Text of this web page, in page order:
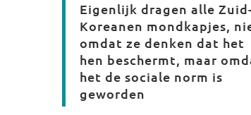
Eigenlijk dragen alle
Koreanen mondkapjes,
omdat ze denken dat het
hen beschermt, maar
het de sociale norm is
geworden